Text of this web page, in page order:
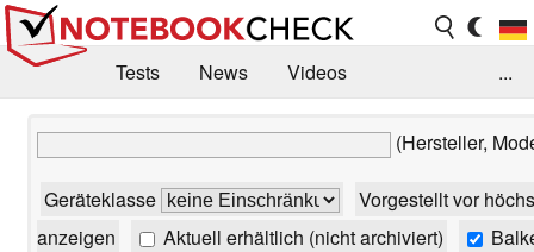
Tests News
Videos
Forum
...
(Hersteller,
Geräteklasse
Vorgestellt vor
anzeigen
Aktuell erhältlich (nicht archiviert)